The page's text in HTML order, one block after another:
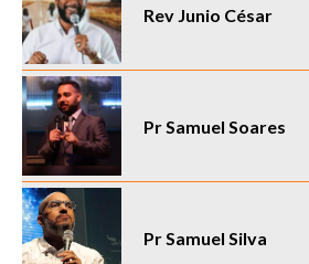
Rev Junio César
Pr Samuel Soares
Pr Samuel Silva